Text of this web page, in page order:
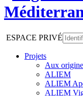
ESPACE PRIVÉ
Projets
Aux
ALIEM
ALIEM
ALIEM